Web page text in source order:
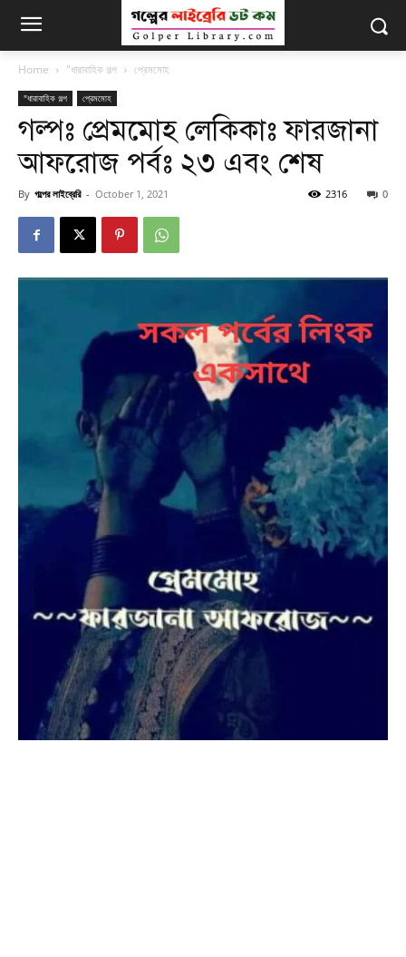
Home "ধারাবাহিক গল্প প্রেমমোহ
"ধারাবাহিক গল্প প্রেমমোহ
গল্পঃ প্রেমমোহ লেকিকাঃ ফারজানা
আফরোজ পর্বঃ ২৩ এবং শেষ
By গল্পের লাইব্রেরি - October 1, 2021 0
2316